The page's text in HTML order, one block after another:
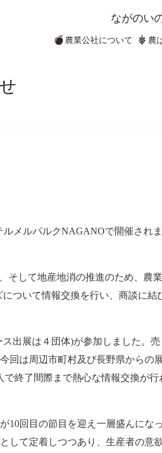
ながのい
農業公社について 農
ルメルパルクNAGANOで開催され
そして地産地消の推進のため、農
ついて情報交換を行い、商談に結
出展は４団体)が参加しました。
回は周辺市町村及び長野県からの
で終了間際まで熱心な情報交換が行
10回目の節目を迎え一層盛んにな
して定着しつつあり、生産者の意